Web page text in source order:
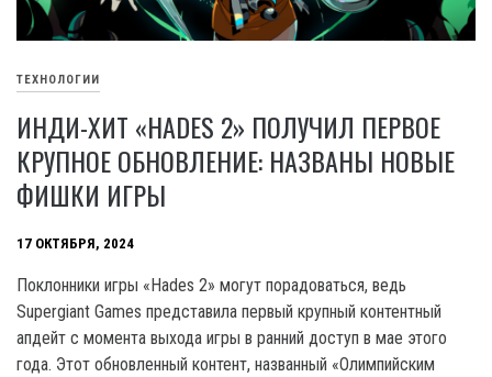
ТЕХНОЛОГИИ
ИНДИ-ХИТ «HADES 2» ПОЛУЧИЛ ПЕРВОЕ
КРУПНОЕ ОБНОВЛЕНИЕ: НАЗВАНЫ НОВЫЕ
ФИШКИ ИГРЫ
17 ОКТЯБРЯ, 2024
Поклонники игры «Hades 2» могут порадоваться, ведь
Supergiant Games представила первый крупный контентный
апдейт с момента выхода игры в ранний доступ в мае этого
года. Этот обновленный контент, названный «Олимпийским